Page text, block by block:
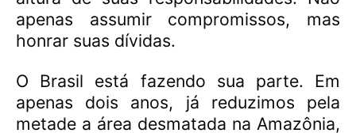
apenas assumir compromissos, mas
honrar suas dívidas.
O Brasil está fazendo sua parte. Em
apenas dois anos, já reduzimos pela
metade a área desmatada na Amazônia,